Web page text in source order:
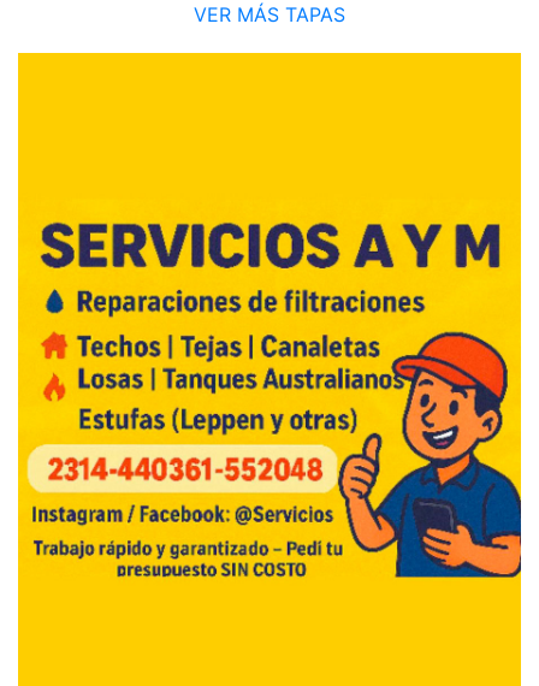
VER MÁS TAPAS